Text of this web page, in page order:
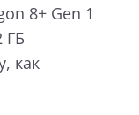
8+ Gen 1
ГБ
как